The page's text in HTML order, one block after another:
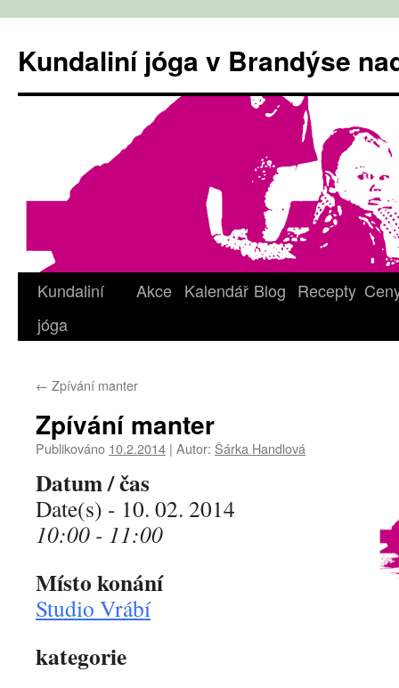
obsahu
webu
Kundaliní jóga v Brandýse
Kundaliní
jóga
Akce Kalendář Blog Recepty
← Zpívání manter
Zpívání manter
Publikováno 10.2.2014 | Autor: Šárka Handlová
Datum / čas
Date(s) - 10. 02. 2014
10:00 - 11:00
Místo konání
Studio Vrábí
kategorie